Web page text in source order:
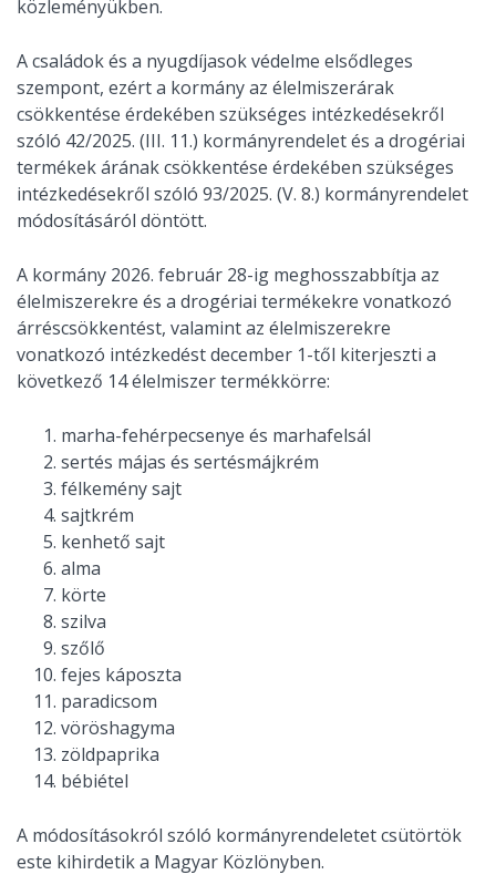
közleményükben.
A családok és a nyugdíjasok védelme elsődleges
szempont, ezért a kormány az élelmiszerárak
csökkentése érdekében szükséges intézkedésekről
szóló 42/2025. (III. 11.) kormányrendelet és a drogériai
termékek árának csökkentése érdekében szükséges
intézkedésekről szóló 93/2025. (V. 8.) kormányrendelet
módosításáról döntött.
A kormány 2026. február 28-ig meghosszabbítja az
élelmiszerekre és a drogériai termékekre vonatkozó
árréscsökkentést, valamint az élelmiszerekre
vonatkozó intézkedést december 1-től kiterjeszti a
következő 14 élelmiszer termékkörre:
marha-fehérpecsenye és marhafelsál
sertés májas és sertésmájkrém
félkemény sajt
sajtkrém
kenhető sajt
alma
körte
szilva
szőlő
fejes káposzta
paradicsom
vöröshagyma
zöldpaprika
bébiétel
A módosításokról szóló kormányrendeletet csütörtök
este kihirdetik a Magyar Közlönyben.